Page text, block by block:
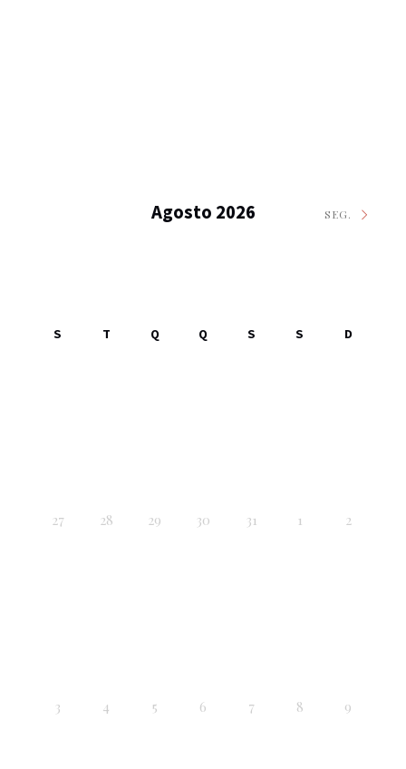
Agosto 2026 SEG.
S T Q Q S S D
27 28 29 30 31 1 2
3 4 5 6 7 8 9